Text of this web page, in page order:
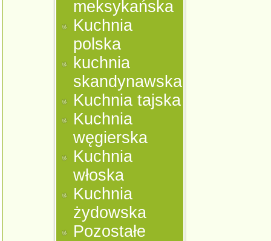
meksykańska
Kuchnia
polska
kuchnia
skandynawska
Kuchnia tajska
Kuchnia
węgierska
Kuchnia
włoska
Kuchnia
żydowska
Pozostałe